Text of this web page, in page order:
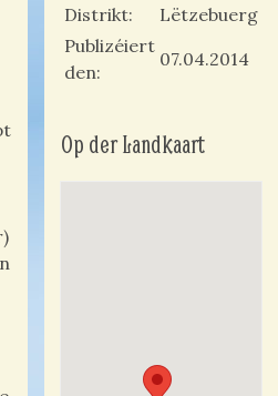
Distrikt
Lëtzebuerg
Publizéiert
den
07.04.2014
Op der Landkaart